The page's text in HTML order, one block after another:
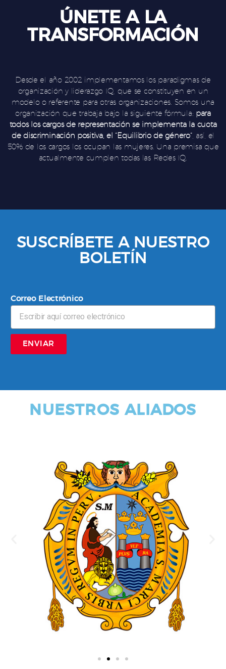
ÚNETE A LA
TRANSFORMACIÓN
Desde el año 2002 implementamos los paradigmas de
organización y liderazgo IQ, que se constituyen en un
modelo o referente para otras organizaciones. Somos una
organización que trabaja bajo la siguiente fórmula: para
todos los cargos de representación se implementa la cuota
de discriminación positiva, el “Equilibrio de género”, así, el
50% de los cargos los ocupan las mujeres. Una premisa que
actualmente cumplen todas las Redes IQ.
SUSCRÍBETE A NUESTRO
BOLETÍN
Correo Electrónico
ENVIAR
NUESTROS ALIADOS